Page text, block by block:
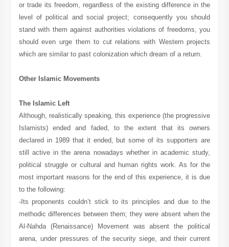
or trade its freedom, regardless of the existing difference in the
level of political and social project; consequently you should
stand with them against authorities violations of freedoms, you
should even urge them to cut relations with Western projects
which are similar to past colonization which dream of a return.
Other Islamic Movements
The Islamic Left
Although, realistically speaking, this experience (the progressive
Islamists) ended and faded, to the extent that its owners
declared in 1989 that it ended, but some of its supporters are
still active in the arena nowadays whether in academic study,
political struggle or cultural and human rights work. As for the
most important reasons for the end of this experience, it is due
to the following:
-Its proponents couldn’t stick to its principles and due to the
methodic differences between them; they were absent when the
Al-Nahda (Renaissance) Movement was absent the political
arena, under pressures of the security siege, and their current